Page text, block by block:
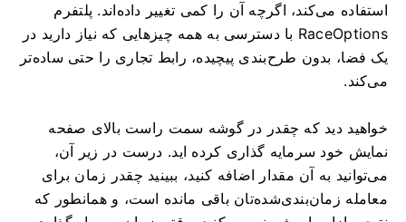
استفاده می‌کند، اگرچه آن را کمی تغییر داده‌اند. پلتفرم
RaceOptions با دسترسی به همه چیزهایی که نیاز دارید در
یک فضا، بدون طرح‌بندی پیچیده، رابط تجاری را حتی ساده‌تر
می‌کند.
خواهید دید که چقدر در گوشه سمت راست بالای صفحه
نمایش خود سرمایه گذاری کرده اید. درست در زیر آن،
می‌توانید به آن مقدار اضافه کنید، ببینید چقدر زمان برای
معامله زمان‌بندی‌شده‌تان باقی مانده است، و همانطور که